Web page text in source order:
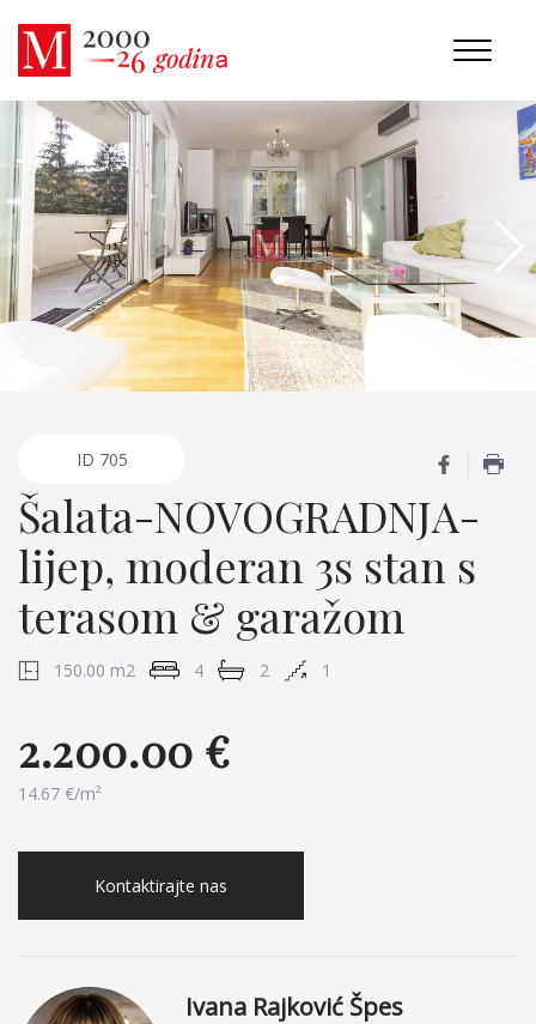
ID 705
Šalata-NOVOGRADNJA-
lijep, moderan 3s stan s
terasom & garažom
150.00 m2 4 2 1
2.200.00 €
14.67 €/m²
Kontaktirajte nas
Ivana Rajković Špes